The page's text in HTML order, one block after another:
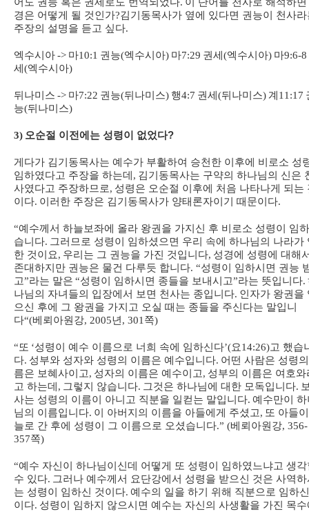
경은 어떻게 될 것인가?김기동목사가 옆에 있다면 권능이 천사라
주장의 설명을 듣고 싶다.
엑수시아-> 마10:1 권능(엑수시아) 마7:29 권세 (엑수시아) 마9:6-8
세 (엑수시아)
뒤나미스 -> 마7:22 권능(뒤나미스) 행4:7 권세 (뒤나미스) 계 11:17
능(뒤나미스)
3) 오순절 이전에는 성령이 없었다?
게다가 김기동목사는 예수가 부활하여 승천한 이후에 비로소 성
임하였다고 주장을 하는데 , 김기동목사는 구약의 하나님의 신은
사였다고 주장하므로, 성령은 오순절 이후에 처음 나타나게 되는
이다. 이러한 주장은 김기동목사가 양태론자이기 때문이다.
“예수께서 하늘보좌에 올라 왕권을 가지신 후 비로소 성령이 임
습니다. 그러므로 성령이 임하셨으면 우리 속에 하나님의 나라가
한 것이요, 우리는 그 권능을 가진 것입니다, 성경에 성령에 대해
존대하지만 권능은 물건 다루듯 합니다. “성령이 임하시면 권능
고”라는 말은 “성령이 임하시면 종들을 보내시고”라는 뜻입니다.
나님의 자녀들의 입장에서 보면 천사는 종입니다. 인자가 왕권을
으신 후에 그 왕권을 가지고 오실 때는 종들을 주신다는 말입니
다“(베뢰아원강, 2005년 , 301 쪽)
“또 ‘성령이 예수 이름으로 너희 속에 임하신다’(요14:26)고 했습
다. 성부와 성자와 성령의 이름은 예수입니다. 어떤 사람은 성령
름은 보혜사이고, 성자의 이름은 예수이고, 성부의 이름은 여호와
고 하는데 , 그렇지 않습니다. 그것은 하나님에 대한 모독입니다.
사는 성령의 이름이 아니고 직분을 일컫는 말입니다. 예수만이 하
님의 이름입니다. 이 아버지의 이름을 아들에게 주셨고, 또 아들
늘로 간 후에 성령이 그 이름으로 오셨습니다.” (베뢰아원강, 356-
357쪽)
“예수 자신이 하나님이신데 어떻게 또 성령이 임하였느냐고 생각
수 있다. 그러나 예수께서 요단강에서 성령을 받으신 것은 사역하
는 성령이 임하신 것이다. 예수의 일을 하기 위해 직분으로 임하
이다. 성령이 임하지 않으시면 예수는 자신의 사생활을 가진 목수